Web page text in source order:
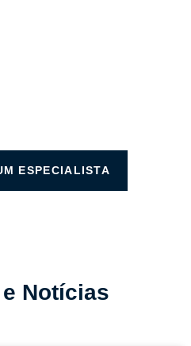
ESPECIALISTA
Notícias